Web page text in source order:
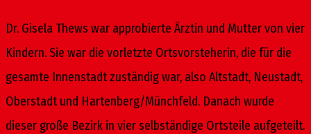
Dr. Gisela Thews war approbierte Ärztin und Mutter von vier
Kindern. Sie war die vorletzte Ortsvorsteherin, die für die
gesamte Innenstadt zuständig war, also Altstadt, Neustadt,
Oberstadt und Hartenberg/Münchfeld. Danach wurde
dieser große Bezirk in vier selbständige Ortsteile aufgeteilt.